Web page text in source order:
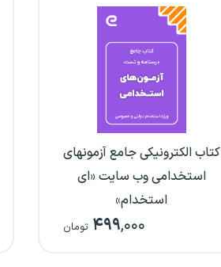
کتاب الکترونیکی جامع آزمونهای
استخدامی وب سایت «ای
استخدام»
۴۹۹,۰۰۰ تومان